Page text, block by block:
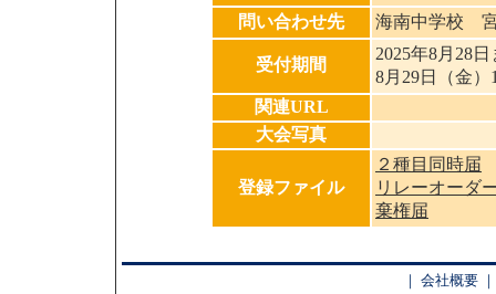
問い合わせ先
海南中学校
受付期間
2025年8月28日
8月29日（金
関連URL
大会写真
登録ファイル
２種目同時届
リレーオーダ
棄権届
｜ 会社概要